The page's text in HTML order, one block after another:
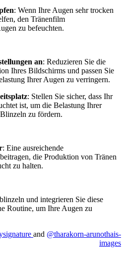
: Wenn Ihre Augen sehr trocken
den Tränenfilm
zu befeuchten.
an: Reduzieren Sie die
Ihres Bildschirms und passen Sie
Ihrer Augen zu verringern.
: Stellen Sie sicher, dass Ihr
ist, um die Belastung Ihrer
zu fördern.
: Eine ausreichende
die Produktion von Tränen
zu halten.
und integrieren Sie diese
Routine, um Ihre Augen zu
and @tharakorn-arunothais-
images